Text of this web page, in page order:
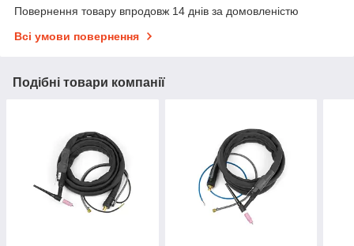
Повернення товару впродовж 14 днів за домовленістю
Всі умови повернення
Подібні товари компанії